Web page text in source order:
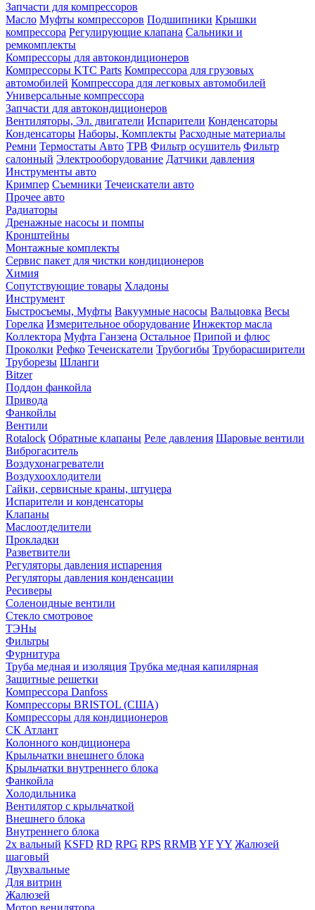
Запчасти для компрессоров
Масло Муфты компрессоров Подшипники Крышки
компрессора Регулирующие клапана Сальники и
ремкомплекты
Компрессоры для автокондиционеров
Компрессоры KTC Parts Компрессора для грузовых
автомобилей Компрессора для легковых автомобилей
Универсальные компрессора
Запчасти для автокондиционеров
Вентиляторы, Эл. двигатели Испарители Конденсаторы
Конденсаторы Наборы, Комплекты Расходные материалы
Ремни Термостаты Авто ТРВ Фильтр осушитель Фильтр
салонный Электрооборудование Датчики давления
Инструменты авто
Кримпер Съемники Течеискатели авто
Прочее авто
Радиаторы
Дренажные насосы и помпы
Кронштейны
Монтажные комплекты
Сервис пакет для чистки кондиционеров
Химия
Сопутствующие товары Хладоны
Инструмент
Быстросъемы, Муфты Вакуумные насосы Вальцовка Весы
Горелка Измерительное оборудование Инжектор масла
Коллектора Муфта Ганзена Остальное Припой и флюс
Проколки Рефко Течеискатели Трубогибы Труборасширители
Труборезы Шланги
Bitzer
Поддон фанкойла
Привода
Фанкойлы
Вентили
Rotalock Обратные клапаны Реле давления Шаровые вентили
Виброгаситель
Воздухонагреватели
Воздухоохлодители
Гайки, сервисные краны, штуцера
Испарители и конденсаторы
Клапаны
Маслоотделители
Прокладки
Разветвители
Регуляторы давления испарения
Регуляторы давления конденсации
Ресиверы
Соленоидные вентили
Стекло смотровое
ТЭНы
Фильтры
Фурнитура
Труба медная и изоляция Трубка медная капилярная
Защитные решетки
Компрессора Danfoss
Компрессоры BRISTOL (США)
Компрессоры для кондиционеров
СК Атлант
Колонного кондиционера
Крыльчатки внешнего блока
Крыльчатки внутреннего блока
Фанкойла
Холодильника
Вентилятор с крыльчаткой
Внешнего блока
Внутреннего блока
2х вальный KSFD RD RPG RPS RRMB YFYY Жалюзей
шаговый
Двухвальные
Для витрин
Жалюзей
Мотор венилятора